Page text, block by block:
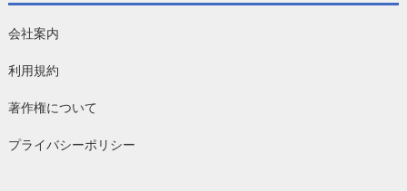
会社案内
利用規約
著作権について
プライバシーポリシー